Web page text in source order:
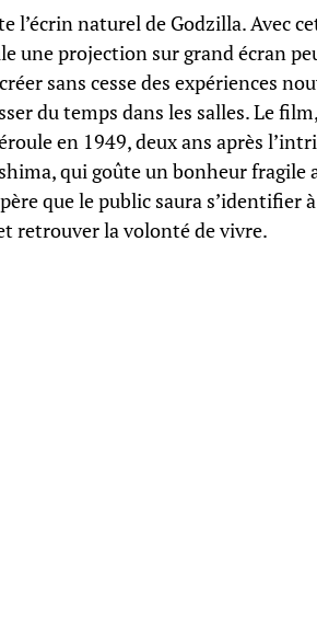
l’écrin naturel de Godzilla. Avec
une projection sur grand écran
sans cesse des expériences
du temps dans les salles. Le
en 1949, deux ans après
qui goûte un bonheur fragile
que le public saura s’identifier
retrouver la volonté de vivre.